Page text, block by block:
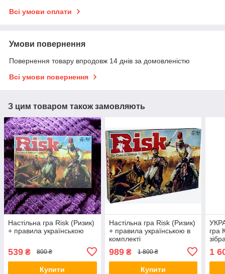
Всі умови оплати
Умови повернення
Повернення товару впродовж 14 днів за домовленістю
Всі умови повернення
З цим товаром також замовляють
Настільна гра Risk (Ризик)
+ правила українською
539 ₴ 800 ₴
Купити
Настільна гра Risk (Ризик)
+ правила українською в
комплекті
989₴ 1 800 ₴
Купити
гра
1